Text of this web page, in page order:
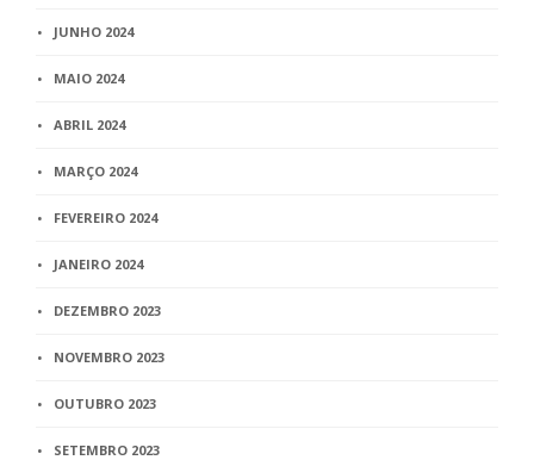
JUNHO 2024
MAIO 2024
ABRIL 2024
MARÇO 2024
FEVEREIRO 2024
JANEIRO 2024
DEZEMBRO 2023
NOVEMBRO 2023
OUTUBRO 2023
SETEMBRO 2023